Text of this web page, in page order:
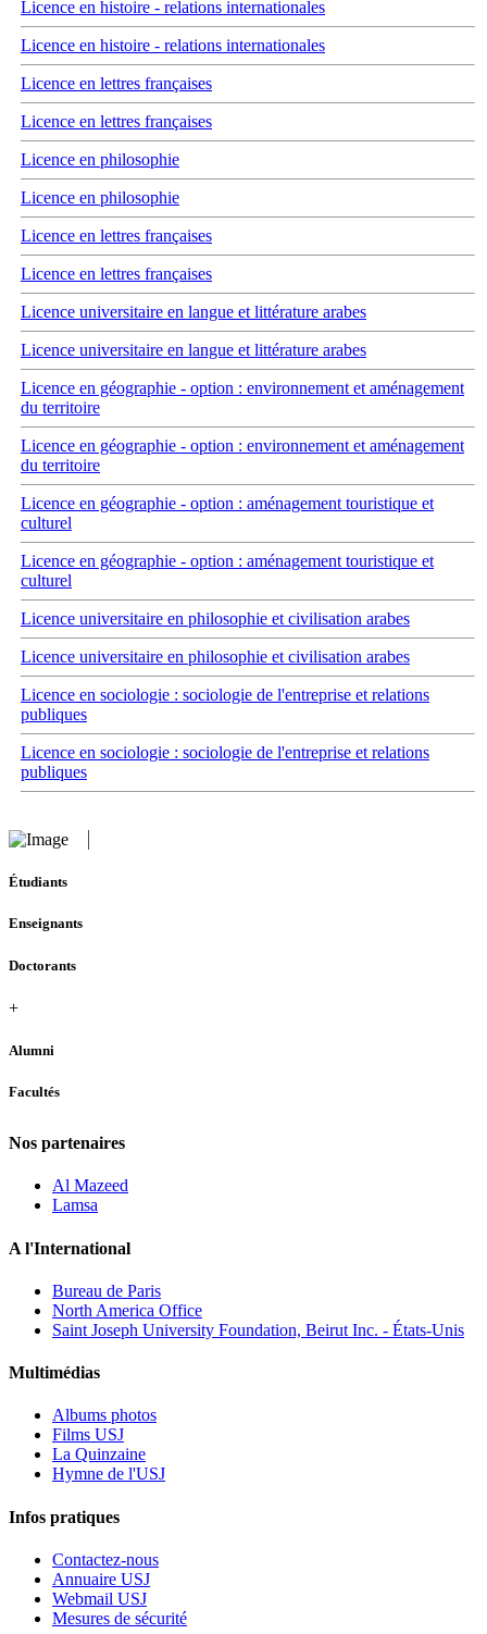
Licence en histoire - relations internationales
Licence en histoire - relations internationales
Licence en lettres françaises
Licence en lettres françaises
Licence en philosophie
Licence en philosophie
Licence en lettres françaises
Licence en lettres françaises
Licence universitaire en langue et littérature arabes
Licence universitaire en langue et littérature arabes
Licence en géographie - option : environnement et aménagement
du territoire
Licence en géographie - option : environnement et aménagement
du territoire
Licence en géographie - option : aménagement touristique et
culturel
Licence en géographie - option : aménagement touristique et
culturel
Licence universitaire en philosophie et civilisation arabes
Licence universitaire en philosophie et civilisation arabes
Licence en sociologie : sociologie de l'entreprise et relations
publiques
Licence en sociologie : sociologie de l'entreprise et relations
publiques
Étudiants
Enseignants
Doctorants
+
Alumni
Facultés
Nos partenaires
Al Mazeed
Lamsa
A l'International
Bureau de Paris
North America Office
Saint Joseph University Foundation, Beirut Inc. - États-Unis
Multimédias
Albums photos
Films USJ
La Quinzaine
Hymne de l'USJ
Infos pratiques
Contactez-nous
Annuaire USJ
Webmail USJ
Mesures de sécurité